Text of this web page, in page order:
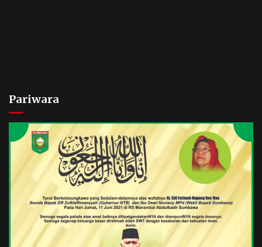
Pariwara